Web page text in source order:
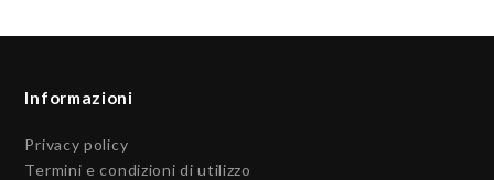
Informazioni
Privacy policy
Termini e condizioni di utilizzo